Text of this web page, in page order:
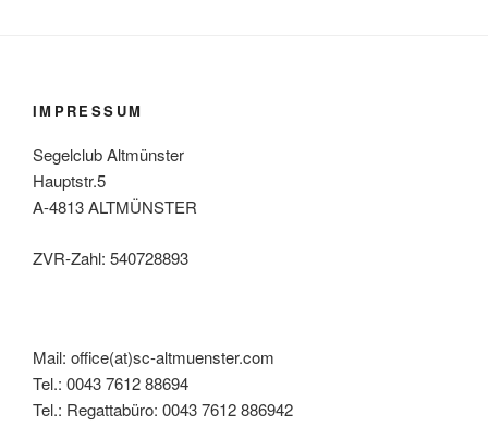
IMPRESSUM
Segelclub Altmünster
Hauptstr.5
A-4813 ALTMÜNSTER
ZVR-Zahl: 540728893
Mail: office(at)sc-altmuenster.com
Tel.: 0043 7612 88694
Tel.: Regattabüro: 0043 7612 886942